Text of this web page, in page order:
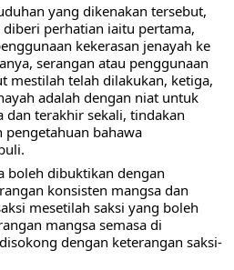
yang dikenakan tersebut,
perhatian iaitu pertama,
kekerasan jenayah ke
serangan atau penggunaan
mestilah telah dilakukan, ketiga,
adalah dengan niat untuk
terakhir sekali, tindakan
bahawa
boleh dibuktikan dengan
konsisten mangsa dan
mesetilah saksi yang boleh
mangsa semasa di
dengan keterangan saksi-